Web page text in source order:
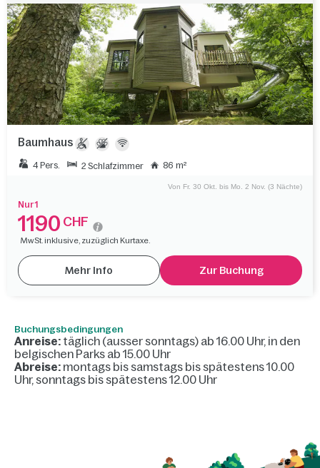
Baumhaus
4 Pers. 2 Schlafzimmer 86 m²
Nur 1
Von Fr. 30 Okt. bis Mo. 2 Nov. (3 Nächte)
1190 CHF
MwSt. inklusive, zuzüglich Kurtaxe.
Mehr Info Zur Buchung
Buchungsbedingungen
Anreise: täglich (ausser sonntags) ab 16.00 Uhr, in den
belgischen Parks ab 15.00 Uhr
Abreise: montags bis samstags bis spätestens 10.00
Uhr, sonntags bis spätestens 12.00 Uhr